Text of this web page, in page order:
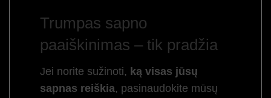
Trumpas sapno
paaiškinimas – tik pradžia
Jei norite sužinoti, ką visas jūsų
sapnas reiškia, pasinaudokite mūsų